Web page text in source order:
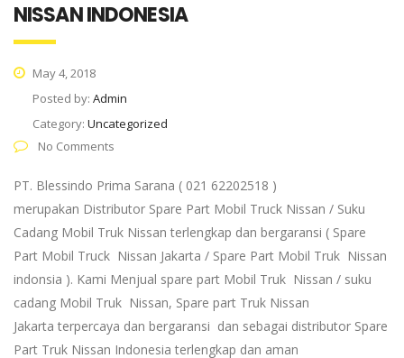
NISSAN INDONESIA
May 4, 2018
Posted by: Admin
Category: Uncategorized
No Comments
PT. Blessindo Prima Sarana ( 021 62202518 )
merupakan Distributor Spare Part Mobil Truck Nissan / Suku
Cadang Mobil Truk Nissan terlengkap dan bergaransi ( Spare
Part Mobil Truck Nissan Jakarta / Spare Part Mobil Truk Nissan
indonsia ). Kami Menjual spare part Mobil Truk Nissan / suku
cadang Mobil Truk Nissan, Spare part Truk Nissan
Jakarta terpercaya dan bergaransi dan sebagai distributor Spare
Part Truk Nissan Indonesia terlengkap dan aman